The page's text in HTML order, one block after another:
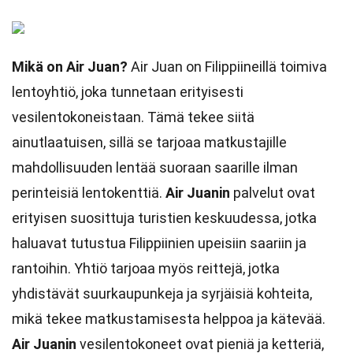
Mikä on Air Juan? Air Juan on Filippiineillä toimiva
lentoyhtiö, joka tunnetaan erityisesti
vesilentokoneistaan. Tämä tekee siitä
ainutlaatuisen, sillä se tarjoaa matkustajille
mahdollisuuden lentää suoraan saarille ilman
perinteisiä lentokenttiä. Air Juanin palvelut ovat
erityisen suosittuja turistien keskuudessa, jotka
haluavat tutustua Filippiinien upeisiin saariin ja
rantoihin. Yhtiö tarjoaa myös reittejä, jotka
yhdistävät suurkaupunkeja ja syrjäisiä kohteita,
mikä tekee matkustamisesta helppoa ja kätevää.
Air Juanin vesilentokoneet ovat pieniä ja ketteriä,